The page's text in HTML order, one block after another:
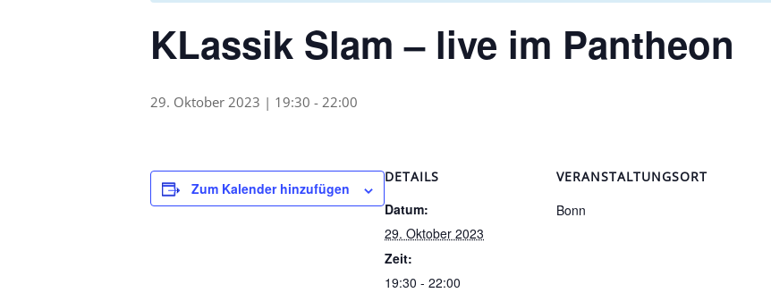
KLassik Slam – live im Pantheon
29. Oktober 2023 | 19:30 - 22:00
Zum Kalender hinzufügen
DETAILS
Datum:
29. Oktober 2023
Zeit:
19:30 - 22:00
VERANSTALTUNGSORT
Bonn